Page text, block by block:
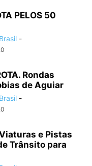
PELOS 50
-
Rondas
de Aguiar
-
e Pistas
Trânsito para